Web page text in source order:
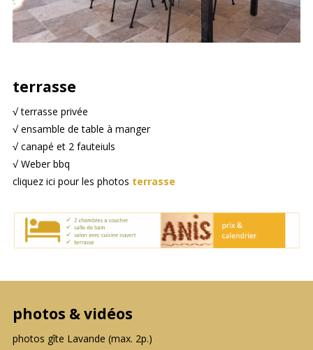
terrasse
√ terrasse privée
√ ensamble de table à manger
√ canapé et 2 fauteiuls
√ Weber bbq
cliquez ici pour les photos terrasse
photos & vidéos
photos gîte Lavande (max. 2p.)